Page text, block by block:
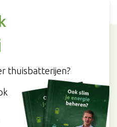
thuisbatterijen?